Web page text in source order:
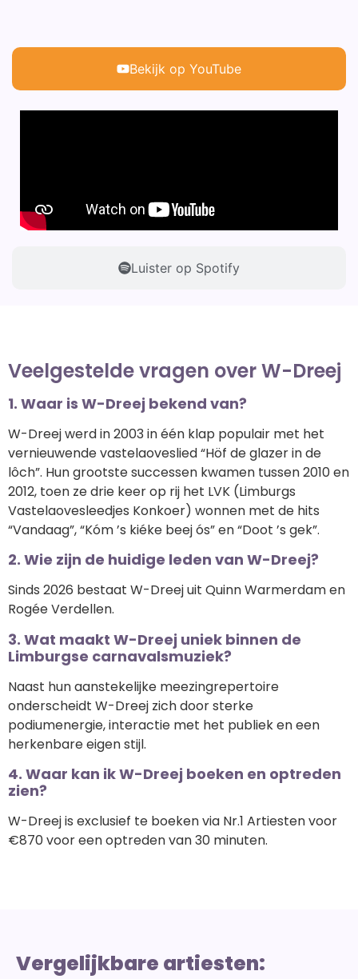
Bekijk op YouTube
Luister op Spotify
Veelgestelde vragen over W-Dreej
1. Waar is W-Dreej bekend van?
W-Dreej werd in 2003 in één klap populair met het
vernieuwende vastelaoveslied “Höf de glazer in de
lôch”. Hun grootste successen kwamen tussen 2010 en
2012, toen ze drie keer op rij het LVK (Limburgs
Vastelaovesleedjes Konkoer) wonnen met de hits
“Vandaag”, “Kóm ’s kiéke beej ós” en “Doot ’s gek”.
2. Wie zijn de huidige leden van W-Dreej?
Sinds 2026 bestaat W-Dreej uit Quinn Warmerdam en
Rogée Verdellen.
3. Wat maakt W-Dreej uniek binnen de
Limburgse carnavalsmuziek?
Naast hun aanstekelijke meezingrepertoire
onderscheidt W-Dreej zich door sterke
podiumenergie, interactie met het publiek en een
herkenbare eigen stijl.
4. Waar kan ik W-Dreej boeken en optreden
zien?
W-Dreej is exclusief te boeken via Nr.1 Artiesten voor
€870 voor een optreden van 30 minuten.
Vergelijkbare artiesten: